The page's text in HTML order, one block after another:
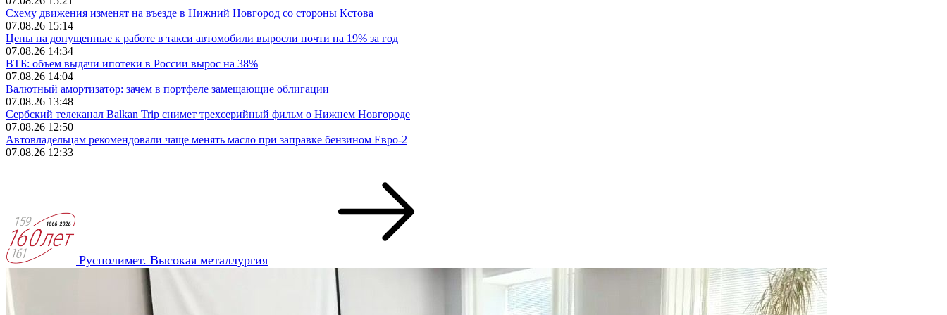
Схему движения изменят на въезде в Нижний Новгород со стороны Кстова
07.08.26 15:14
Цены на допущенные к работе в такси автомобили выросли почти на 19% за год
07.08.26 14:34
ВТБ: объем выдачи ипотеки в России вырос на 38%
07.08.26 14:04
Валютный амортизатор: зачем в портфеле замещающие облигации
07.08.26 13:48
Сербский телеканал Balkan Trip снимет трехсерийный фильм о Нижнем Новгороде
07.08.26 12:50
Автовладельцам рекомендовали чаще менять масло при заправке бензином Евро‑2
07.08.26 12:33
Русполимет. Высокая металлургия